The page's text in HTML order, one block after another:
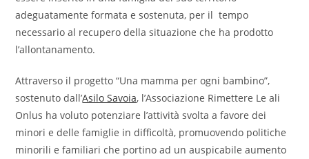
adeguatamente formata e sostenuta, per il tempo
necessario al recupero della situazione che ha prodotto
l’allontanamento.
Attraverso il progetto “Una mamma per ogni bambino”,
sostenuto dall’Asilo Savoia, l’Associazione Rimettere Le ali
Onlus ha voluto potenziare l’attività svolta a favore dei
minori e delle famiglie in difficoltà, promuovendo politiche
minorili e familiari che portino ad un auspicabile aumento